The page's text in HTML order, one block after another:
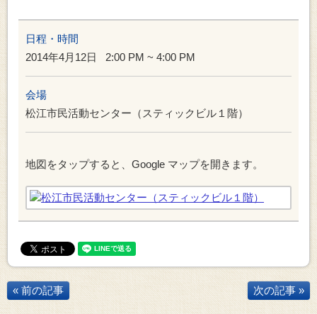
日程・時間
2014年4月12日
2:00 PM ~ 4:00 PM
会場
松江市民活動センター（スティックビル１階）
地図をタップすると、Google マップを開きます。
« 前の記事 次の記事 »